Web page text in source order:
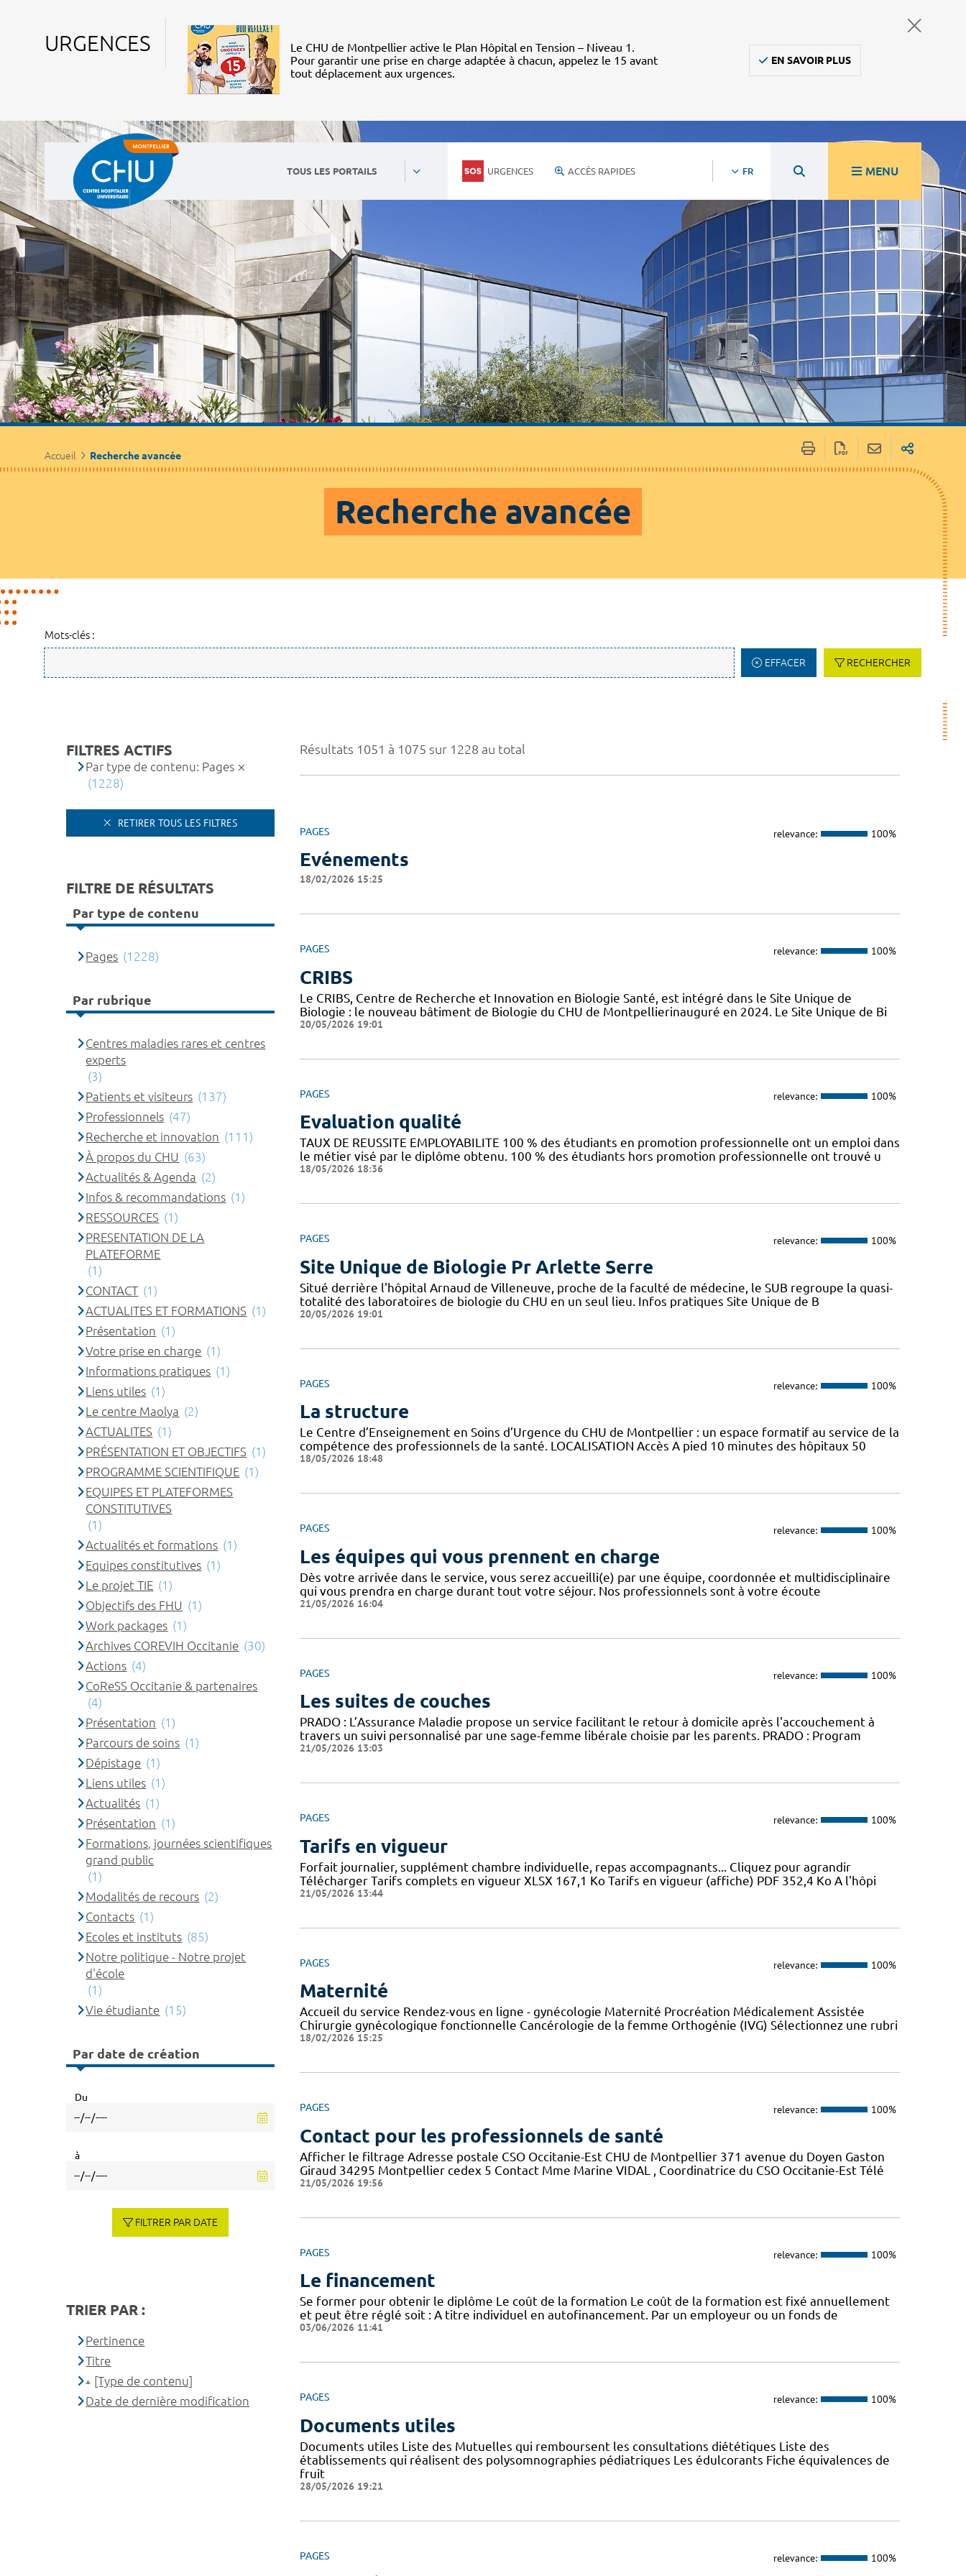
URGENCES
Le CHU de Montpellier active le Plan Hôpital en Tension – Niveau 1.
Pour garantir une prise en charge adaptée à chacun, appelez le 15 avant
tout déplacement aux urgences.
EN SAVOIR PLUS
TOUS LES PORTAILS URGENCES ACCÈS RAPIDES FR MENU
Accueil Recherche avancée
Recherche avancée
Mots-clés :
EFFACER RECHERCHER
Résultats 1051 à 1075 sur 1228 au total
PAGES relevance: 100%
Evénements
18/02/2026 15:25
PAGES relevance: 100%
CRIBS
Le CRIBS, Centre de Recherche et Innovation en Biologie Santé, est intégré dans le Site Unique de
Biologie : le nouveau bâtiment de Biologie du CHU de Montpellierinauguré en 2024. Le Site Unique de Bi
20/05/2026 19:01
PAGES relevance: 100%
Evaluation qualité
TAUX DE REUSSITE EMPLOYABILITE 100 % des étudiants en promotion professionnelle ont un emploi dans
le métier visé par le diplôme obtenu. 100 % des étudiants hors promotion professionnelle ont trouvé u
18/05/2026 18:36
PAGES relevance: 100%
Site Unique de Biologie Pr Arlette Serre
Situé derrière l'hôpital Arnaud de Villeneuve, proche de la faculté de médecine, le SUB regroupe la quasi-
totalité des laboratoires de biologie du CHU en un seul lieu. Infos pratiques Site Unique de B
20/05/2026 19:01
PAGES relevance: 100%
La structure
Le Centre d’Enseignement en Soins d’Urgence du CHU de Montpellier : un espace formatif au service de la
compétence des professionnels de la santé. LOCALISATION Accès A pied 10 minutes des hôpitaux 50
18/05/2026 18:48
PAGES relevance: 100%
Les équipes qui vous prennent en charge
Dès votre arrivée dans le service, vous serez accueilli(e) par une équipe, coordonnée et multidisciplinaire
qui vous prendra en charge durant tout votre séjour. Nos professionnels sont à votre écoute
21/05/2026 16:04
PAGES relevance: 100%
Les suites de couches
PRADO : L’Assurance Maladie propose un service facilitant le retour à domicile après l'accouchement à
travers un suivi personnalisé par une sage-femme libérale choisie par les parents. PRADO : Program
21/05/2026 13:03
PAGES relevance: 100%
Tarifs en vigueur
Forfait journalier, supplément chambre individuelle, repas accompagnants... Cliquez pour agrandir
Télécharger Tarifs complets en vigueur XLSX 167,1 Ko Tarifs en vigueur (affiche) PDF 352,4 Ko A l'hôpi
21/05/2026 13:44
PAGES relevance: 100%
Maternité
Accueil du service Rendez-vous en ligne - gynécologie Maternité Procréation Médicalement Assistée
Chirurgie gynécologique fonctionnelle Cancérologie de la femme Orthogénie (IVG) Sélectionnez une rubri
18/02/2026 15:25
PAGES relevance: 100%
Contact pour les professionnels de santé
Afficher le filtrage Adresse postale CSO Occitanie-Est CHU de Montpellier 371 avenue du Doyen Gaston
Giraud 34295 Montpellier cedex 5 Contact Mme Marine VIDAL , Coordinatrice du CSO Occitanie-Est Télé
21/05/2026 19:56
PAGES relevance: 100%
Le financement
Se former pour obtenir le diplôme Le coût de la formation Le coût de la formation est fixé annuellement
et peut être réglé soit : A titre individuel en autofinancement. Par un employeur ou un fonds de
03/06/2026 11:41
PAGES relevance: 100%
Documents utiles
Documents utiles Liste des Mutuelles qui remboursent les consultations diététiques Liste des
établissements qui réalisent des polysomnographies pédiatriques Les édulcorants Fiche équivalences de
fruit
28/05/2026 19:21
PAGES relevance: 100%
FILTRES ACTIFS
Par type de contenu: Pages
(1228)
RETIRER TOUS LES FILTRES
FILTRE DE RÉSULTATS
Par type de contenu
Pages (1228)
Par rubrique
Centres maladies rares et centres
experts
(3)
Patients et visiteurs (137)
Professionnels (47)
Recherche et innovation (111)
À propos du CHU (63)
Actualités & Agenda (2)
Infos & recommandations (1)
RESSOURCES (1)
PRESENTATION DE LA
PLATEFORME
(1)
CONTACT (1)
ACTUALITES ET FORMATIONS (1)
Présentation (1)
Votre prise en charge (1)
Informations pratiques (1)
Liens utiles (1)
Le centre Maolya (2)
ACTUALITES (1)
PRÉSENTATION ET OBJECTIFS (1)
PROGRAMME SCIENTIFIQUE (1)
EQUIPES ET PLATEFORMES
CONSTITUTIVES
(1)
Actualités et formations (1)
Equipes constitutives (1)
Le projet TIE (1)
Objectifs des FHU (1)
Work packages (1)
Archives COREVIH Occitanie (30)
Actions (4)
CoReSS Occitanie & partenaires
(4)
Présentation (1)
Parcours de soins (1)
Dépistage (1)
Liens utiles (1)
Actualités (1)
Présentation (1)
Formations, journées scientifiques
grand public
(1)
Modalités de recours (2)
Contacts (1)
Ecoles et instituts (85)
Notre politique - Notre projet
d'école
(1)
Vie étudiante (15)
Par date de création
Du
à
FILTRER PAR DATE
TRIER PAR :
Pertinence
Titre
[Type de contenu]
Date de dernière modification